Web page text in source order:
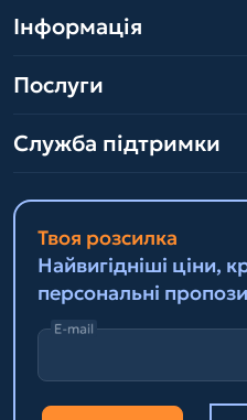
Інформація
Послуги
Служба підтримки
Твоя розсилка
Найвигідніші ціни,
персональні
E-mail